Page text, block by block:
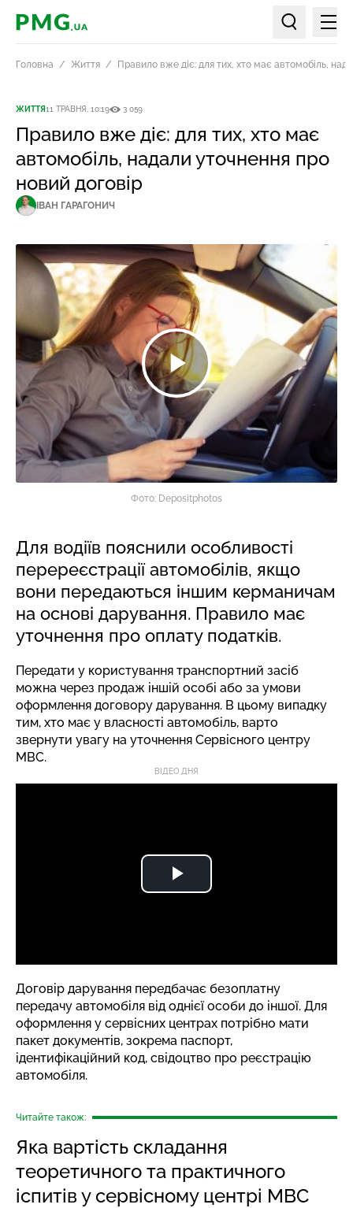
PMG.ua
Пошук по
Головна Життя Правило вже діє: для тих, хто має автомобіль,
ЖИТТЯ11 ТРАВНЯ, 10:19 3 059
Правило вже діє: для тих, хто має
автомобіль, надали уточнення про
новий договір
ІВАН ГАРАГОНИЧ
Фото: Depositphotos
Для водіїв пояснили особливості
перереєстрації автомобілів, якщо
вони передаються іншим керманичам
на основі дарування. Правило має
уточнення про оплату податків.
Передати у користування транспортний засіб
можна через продаж іншій особі або за умови
оформлення договору дарування. В цьому випадку
тим, хто має у власності автомобіль, варто
звернути увагу на уточнення Сервісного центру
МВС.
ВІДЕО ДНЯ
Договір дарування передбачає безоплатну
передачу автомобіля від однієї особи до іншої. Для
оформлення у сервісних центрах потрібно мати
пакет документів, зокрема паспорт,
ідентифікаційний код, свідоцтво про реєстрацію
автомобіля.
Читайте також:
Яка вартість складання
теоретичного та практичного
іспитів у сервісному центрі МВС